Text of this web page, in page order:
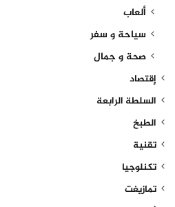
ألعاب
سياحة و سفر
صحة و جمال
إقتصاد
السلطة الرابعة
الطبخ
تقنية
تكنلوجيا
تمازيغت